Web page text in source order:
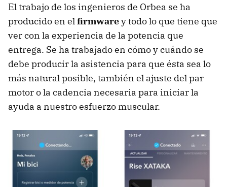
El trabajo de los ingenieros de Orbea se ha
producido en el firmwarey todo lo que tiene que
ver con la experiencia de la potencia que
entrega. Se ha trabajado en cómo y cuándo se
debe producir la asistencia para que ésta sea lo
más natural posible, también el ajuste del par
motor o la cadencia necesaria para iniciar la
ayuda a nuestro esfuerzo muscular.